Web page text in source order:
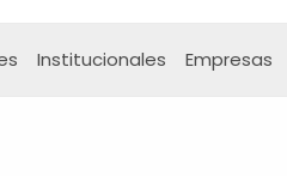
Institucionales Empresas